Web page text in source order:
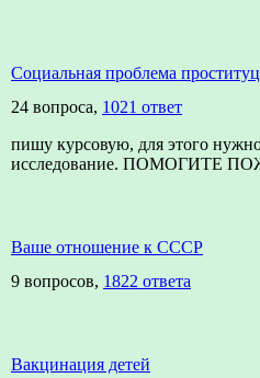
Социальная проблема
24 вопроса, 1021 ответ
пишу курсовую, для этого
исследование. ПОМОГИТЕ
Ваше отношение к СССР
9 вопросов, 1822 ответа
Вакцинация детей